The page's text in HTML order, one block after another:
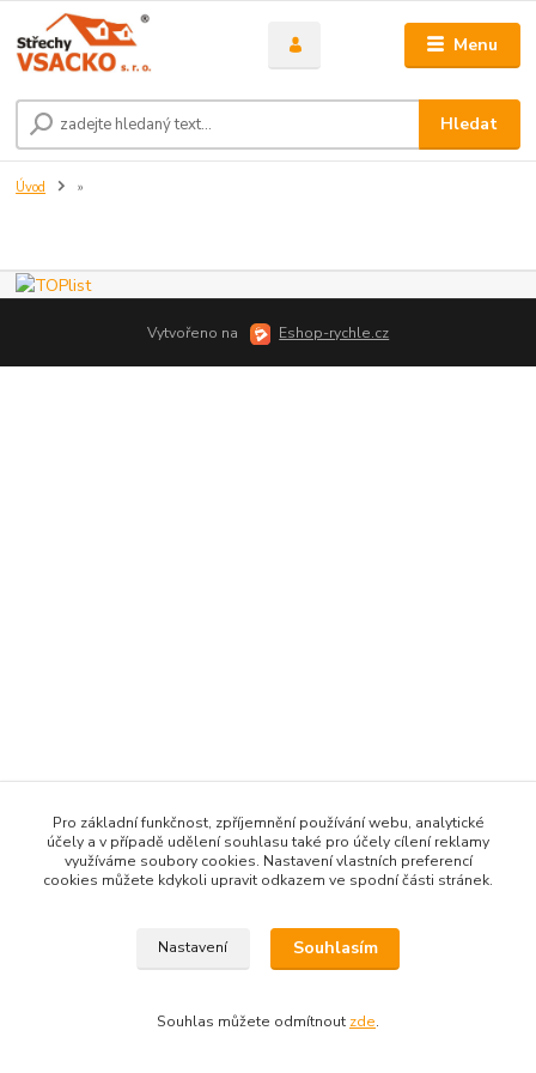
Menu
Hledat
Úvod »
Vytvořeno na Eshop-rychle.cz
Pro základní funkčnost, zpříjemnění používání webu, analytické
účely a v případě udělení souhlasu také pro účely cílení reklamy
využíváme soubory cookies. Nastavení vlastních preferencí
cookies můžete kdykoli upravit odkazem ve spodní části stránek.
Nastavení Souhlasím
Souhlas můžete odmítnout zde.